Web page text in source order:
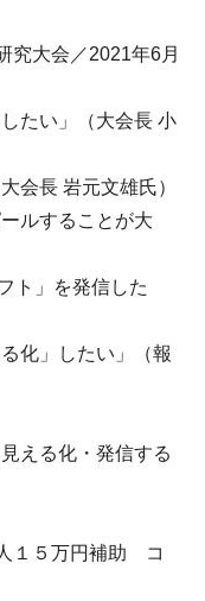
大会／2021年6月
たい」（大会長 小
会長 岩元文雄氏）
ルすることが大
ト」を発信した
化」したい」（報
える化・発信する
１５万円補助 コ